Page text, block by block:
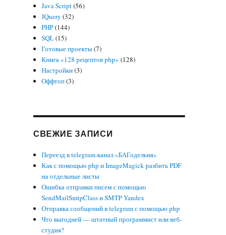
Java Script(56)
JQuery (32)
PHP(144)
SQL(15)
Готовые проекты(7)
Книга «128 рецептов php» (128)
Настройки(3)
Оффтоп(3)
СВЕЖИЕ ЗАПИСИ
Переезд в telegram-канал «БАГодельня»
Как с помощью php и ImageMagick разбить PDF
на отдельные листы
Ошибка отправки писем с помощью
SendMailSmtpClass и SMTP Yandex
Отправка сообщений в telegram с помощью php
Что выгодней — штатный программист или веб-
студия?